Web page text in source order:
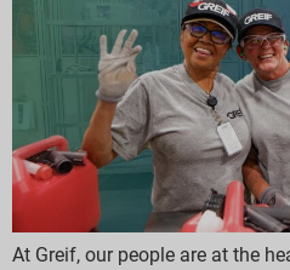
At Greif, our people are at the